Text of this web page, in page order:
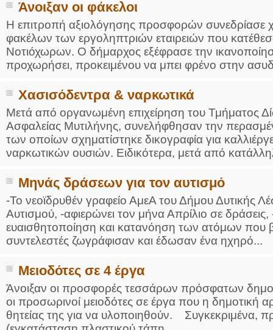
Άνοιξαν οι φάκελοι
Η επιτροπή αξιολόγησης προσφορών συνεδρίασε
φακέλων των εργοληπτριών εταιρειών που
Νοτιόχωρων. Ο δήμαρχος εξέφρασε την
προχωρήσει, προκειμένου να μπει φρένο στην
Χασισόδεντρα & ναρκωτικά
Μετά από οργανωμένη επιχείρηση του Τμήματος
Ασφαλείας Μυτιλήνης, συνελήφθησαν την
των οποίων σχηματίστηκε δικογραφία για
ναρκωτικών ουσιών. Ειδικότερα, μετά από
Μηνάς δράσεων για τον αυτισμό
-Το νεοϊδρυθέν γραφείο ΑμεΑ του Δήμου Δυτικής
Αυτισμού, -αφιερώνει τον μήνα Απρίλιο σε
ευαισθητοποίηση και κατανόηση των ατόμων που
συντελεστές ζωγράφισαν και έδωσαν ένα ηχηρό...
Μειοδότες σε 4 έργα
Άνοιξαν οι προσφορές τεσσάρων πρόσφατων
οι προσωρινοί μειοδότες σε έργα που η δημοτική
θητείας της για να υλοποιηθούν. Συγκεκριμένα,